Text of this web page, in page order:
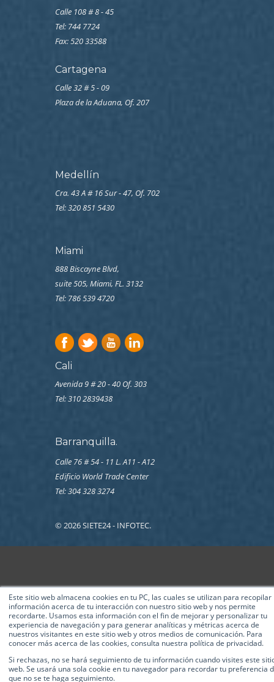
Este sitio web almacena cookies en tu PC, las cuales se utilizan para recopilar
información acerca de tu interacción con nuestro sitio web y nos permite
recordarte. Usamos esta información con el fin de mejorar y personalizar tu
experiencia de navegación y para generar analíticas y métricas acerca de
nuestros visitantes en este sitio web y otros medios de comunicación. Para
conocer más acerca de las cookies, consulta nuestra política de privacidad.
Si rechazas, no se hará seguimiento de tu información cuando visites este
web. Se usará una sola cookie en tu navegador para recordar tu preferencia
que no se te haga seguimiento.
Calle 108 # 8 - 45
Tel: 744 7724
Fax: 520 33588
Cartagena
Calle 32 # 5 - 09
Plaza de la Aduana, Of. 207
Medellín
Cra. 43 A # 16 Sur - 47, Of. 702
Tel: 320 851 5430
Miami
888 Biscayne Blvd,
suite 505, Miami, FL. 3132
Tel: 786 539 4720
Cali
Avenida 9 # 20 - 40 Of. 303
Tel:310 2839438
Barranquilla.
Calle 76 # 54 - 11 L. A11 - A12
Edificio World Trade Center
Tel: 304 328 3274
© 2026 SIETE24 - INFOTEC.